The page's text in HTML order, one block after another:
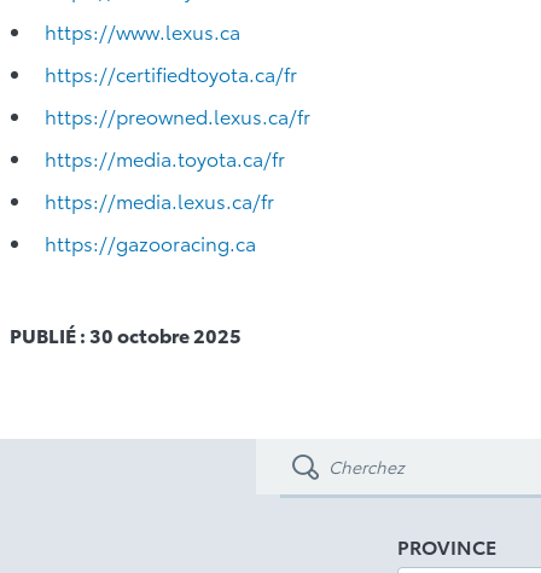
https://www.lexus.ca
https://certifiedtoyota.ca/fr
https://preowned.lexus.ca/fr
https://media.toyota.ca/fr
https://media.lexus.ca/fr
https://gazooracing.ca
PUBLIÉ : 30 octobre 2025
PROVINCE